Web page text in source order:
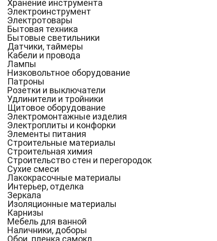
Хранение инструмента
Электроинструмент
Электротовары
Бытовая техника
Бытовые светильники
Датчики, таймеры
Кабели и провода
Лампы
Низковольтное оборудование
Патроны
Розетки и выключатели
Удлинители и тройники
Щитовое оборудование
Электромонтажные изделия
Электроплиты и конфорки
Элементы питания
Строительные материалы
Строительная химия
Строительство стен и перегородок
Сухие смеси
Лакокрасочные материалы
Интерьер, отделка
Зеркала
Изоляционные материалы
Карнизы
Мебель для ванной
Наличники, доборы
Обои. пленка самокл.